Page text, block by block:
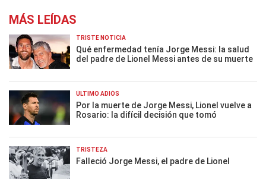
MÁS LEÍDAS
TRISTE NOTICIA
Qué enfermedad tenía Jorge Messi: la salud
del padre de Lionel Messi antes de su muerte
ÚLTIMO ADIÓS
Por la muerte de Jorge Messi, Lionel vuelve a
Rosario: la difícil decisión que tomó
TRISTEZA
Falleció Jorge Messi, el padre de Lionel